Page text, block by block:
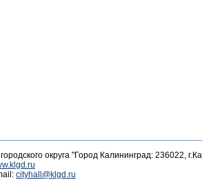
округа "Город Калининград: 236022,
cityhall@klgd.ru